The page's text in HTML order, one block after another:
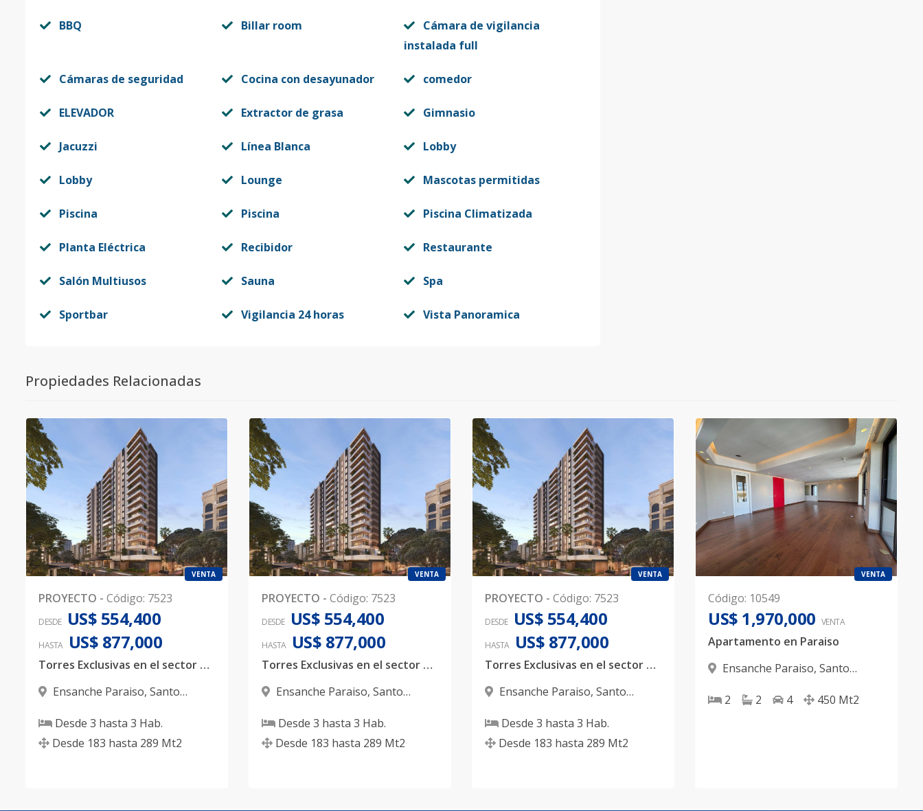
BBQ Billar room
Cámara de vigilancia
instalada full
Cámaras de seguridad Cocina con desayunador comedor
ELEVADOR Extractor de grasa Gimnasio
Jacuzzi Línea Blanca Lobby
Lobby Lounge Mascotas permitidas
Piscina Piscina Piscina Climatizada
Planta Eléctrica Recibidor Restaurante
Salón Multiusos Sauna Spa
Sportbar Vigilancia 24 horas Vista Panoramica
Propiedades Relacionadas
VENTA
PROYECTO - Código: 7523
DESDE US$ 554,400
HASTA US$ 877,000
Torres Exclusivas en el sector Paraiso
Ensanche Paraiso, Santo
Desde 3 hasta 3 Hab.
Desde 183 hasta 289 Mt2
VENTA
PROYECTO - Código: 7523
DESDE US$ 554,400
HASTA US$ 877,000
Torres Exclusivas en el sector Paraiso
Ensanche Paraiso, Santo
Desde 3 hasta 3 Hab.
Desde 183 hasta 289 Mt2
VENTA
PROYECTO - Código: 7523
DESDE US$ 554,400
HASTA US$ 877,000
Torres Exclusivas en el sector Paraiso
Ensanche Paraiso, Santo
Desde 3 hasta 3 Hab.
Desde 183 hasta 289 Mt2
VENTA
Código: 10549
US$ 1,970,000 VENTA
Apartamento en Paraiso
Ensanche Paraiso, Santo
2
2 4 450 Mt2